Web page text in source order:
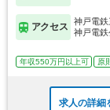
アクセス
神戸電
神戸電
年収550万円以上可 原
求人の詳細